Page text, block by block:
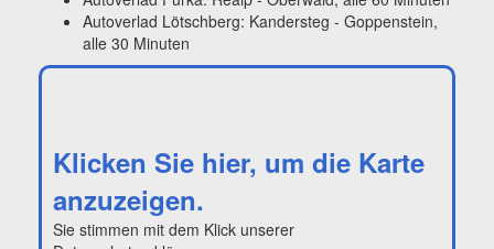
Autoverlad Lötschberg: Kandersteg - Goppenstein,
alle 30 Minuten
Klicken Sie hier, um die Karte
anzuzeigen.
Sie stimmen mit dem Klick unserer